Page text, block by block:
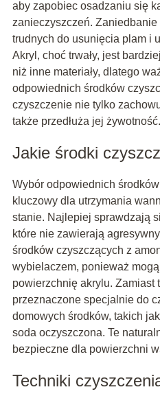
aby zapobiec osadzaniu się
zanieczyszczeń.
trudnych do usunięcia plam i
Akryl, choć trwały, jest
niż inne materiały, dlatego
odpowiednich środków
czyszczenie nie tylko
także przedłuża jej żywotność.
Jakie środki
Wybór odpowiednich
kluczowy dla utrzymania
stanie. Najlepiej sprawdzają
które nie zawierają
środków czyszczących z
wybielaczem, ponieważ
powierzchnię akrylu. Zamiast
przeznaczone specjalnie do
domowych środków, takich
soda oczyszczona. Te
bezpieczne dla powierzchni
Techniki